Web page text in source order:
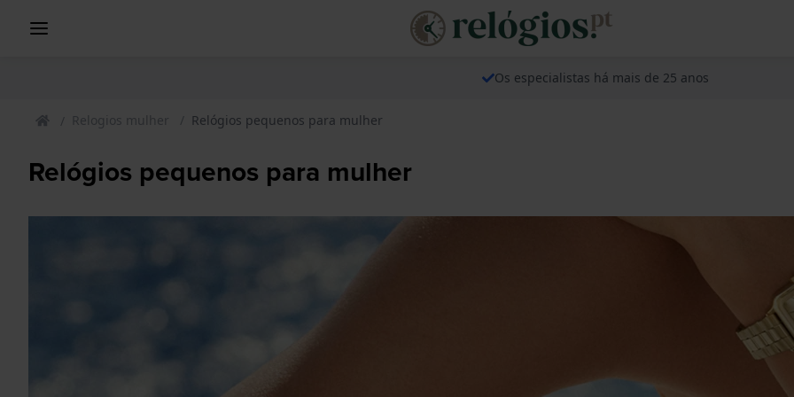
Os especialistas há mais de 25 anos
Relogios mulher Relógios pequenos para mulher
Relógios pequenos para mulher